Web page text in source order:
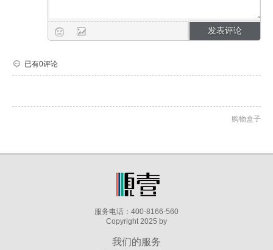
已有0评论
购物盒子
服务电话：400-8166-560
Copyright 2025 by
我们的服务